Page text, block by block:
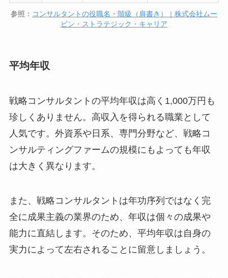
参照： コンサルタントの役職名・階級（肩書き）｜株式会社ムー
ビン・ストラテジック・キャリア
平均年収
戦略コンサルタントの平均年収は高く1,000万円も
珍しくありません。高収入を得られる職業として
人気です。外資系や日系、専門分野など、戦略コ
ンサルティングファームの規模にもよっても年収
は大きく異なります。
また、戦略コンサルタントは年功序列ではなく完
全に成果主義の業界のため、年収は個々の成果や
能力に直結します。そのため、平均年収は自身の
実力によって左右されることに留意しましょう。